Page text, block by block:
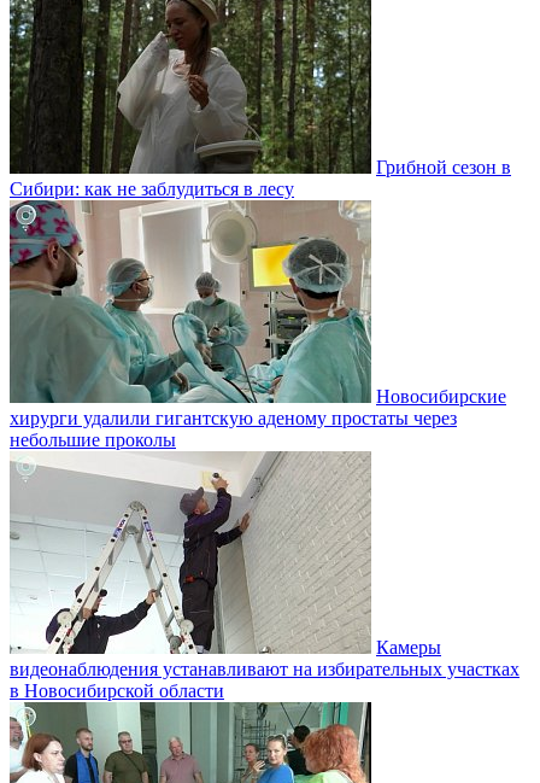
Грибной сезон в
Сибири: как не заблудиться в лесу
Новосибирские
хирурги удалили гигантскую аденому простаты через
небольшие проколы
Камеры
видеонаблюдения устанавливают на избирательных участках
в Новосибирской области